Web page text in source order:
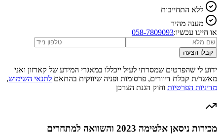
ללא התחייבות
מענה מהיר
או חייגו עכשיו:058-7809093
קבלו הצעה
ידוע לי שהפרטים שמסרתי לעיל ייכללו במאגרי המידע של קארזון ואני
מאשר/ת קבלת דיוורים, פרסומות ופניה שיווקית בהתאם לתנאי השימוש,
מדיניות הפרטיות וחוק הגנת הצרכן
מכירות ניסאן אלטימה 2023 והשוואה למתחרים